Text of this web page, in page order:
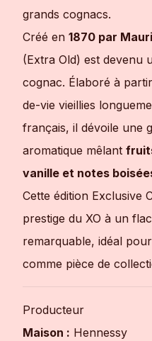
grands cognacs.
Créé en 1870 par
(Extra Old) est devenu
cognac. Élaboré à partir
de-vie vieillies
français, il dévoile une
aromatique mêlant
vanille et notes
Cette édition Exclusive
prestige du XO à un
remarquable, idéal
comme pièce de
Producteur
Maison : Hennessy